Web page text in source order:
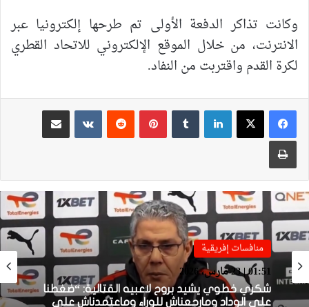
وكانت تذاكر الدفعة الأولى تم طرحها إلكترونيا عبر
الانترنت، من خلال الموقع الإلكتروني للاتحاد القطري
لكرة القدم واقتربت من النفاد.
لينكدإن بينتيريست
مشاركة عبر البريد
طباعة
منافسات إفريقية
01:51 | 23 مارس، 2026
منافسات إفريقية
01:38 | 23 مارس، 2026